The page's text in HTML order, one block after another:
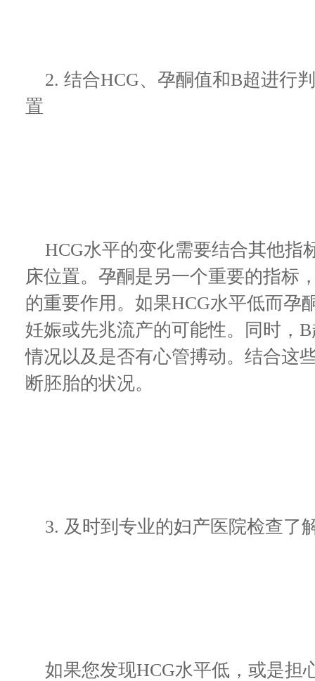
2. 结合HCG、孕酮值和B超进行
置
HCG水平的变化需要结合其他指
床位置。孕酮是另一个重要的指标
的重要作用。如果HCG水平低而孕
妊娠或先兆流产的可能性。同时，
情况以及是否有心管搏动。结合这
断胚胎的状况。
3. 及时到专业的妇产医院检查了
如果您发现HCG水平低，或是担